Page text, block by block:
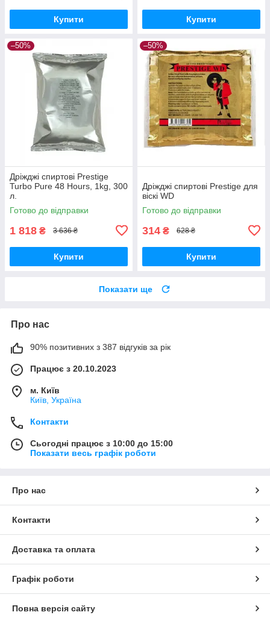
Купити Купити
–50%
Дріжджі спиртові Prestige
Turbo Pure 48 Hours, 1kg, 300
л.
Готово до відправки
1 818 ₴ 3 636 ₴
Купити
–50%
Дріжджі спиртові Prestige для
віскі WD
Готово до відправки
314 ₴ 628 ₴
Купити
Показати ще
Про нас
90% позитивних з 387 відгуків за рік
Працює з 20.10.2023
м. Київ
Київ, Україна
Контакти
Сьогодні працює з 10:00 до 15:00
Показати весь графік роботи
Про нас
Контакти
Доставка та оплата
Графік роботи
Повна версія сайту